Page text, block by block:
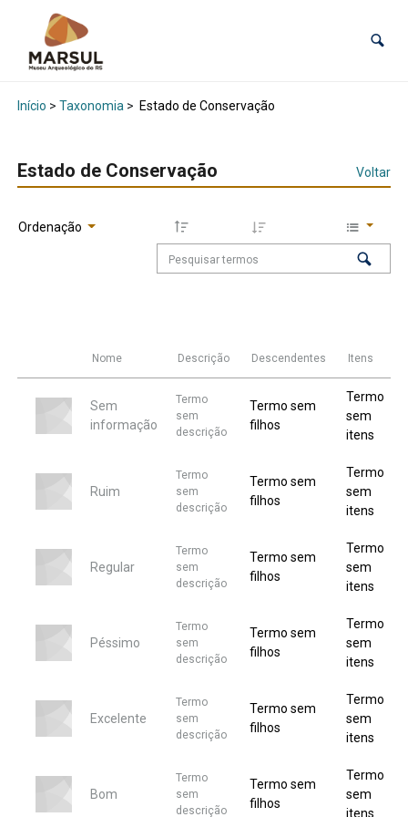
Início > Taxonomia > Estado de Conservação
Estado de Conservação Voltar
Ordenação
Nome Descrição Descendentes Itens
Sem
informação
Termo
sem
descrição
Termo sem
filhos
Termo
sem
itens
Ruim
Termo
sem
descrição
Termo sem
filhos
Termo
sem
itens
Regular
Termo
sem
descrição
Termo sem
filhos
Termo
sem
itens
Péssimo
Termo
sem
descrição
Termo sem
filhos
Termo
sem
itens
Excelente
Termo
sem
descrição
Termo sem
filhos
Termo
sem
itens
Bom
Termo
sem
descrição
Termo sem
filhos
Termo
sem
itens